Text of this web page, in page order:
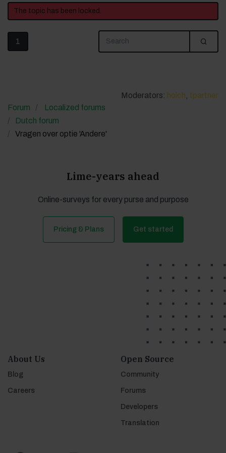
The topic has been locked.
1
Moderators: holch tpartner
Forum
Localized forums
Dutch forum
Vragen over optie 'Andere'
Lime-years ahead
Online-surveys for every purse and purpose
Pricing & Plans Get started
About Us
Blog
Careers
Open Source
Community
Forums
Developers
Translation